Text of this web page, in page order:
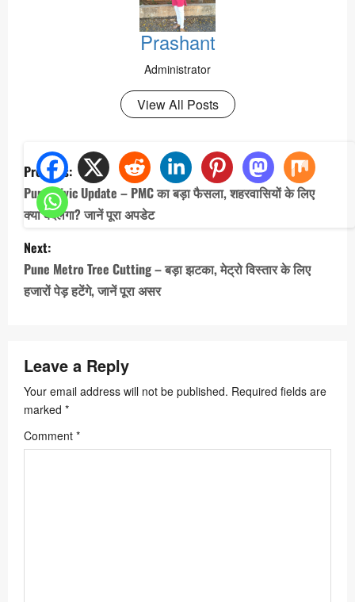
Prashant
Administrator
View All Posts
P
o
s
t
n
a
g
a
t
i
Previous:
Pune Civic Update – PMC का बड़ा फैसला, शहरवासियों के लिए
क्या बदलेगा? जानें पूरा अपडेट
Next:
Pune Metro Tree Cutting – बड़ा झटका, मेट्रो विस्तार के लिए
हजारों पेड़ हटेंगे, जानें पूरा असर
Leave a Reply
Your email address will not be published. Required fields are
marked *
Comment *